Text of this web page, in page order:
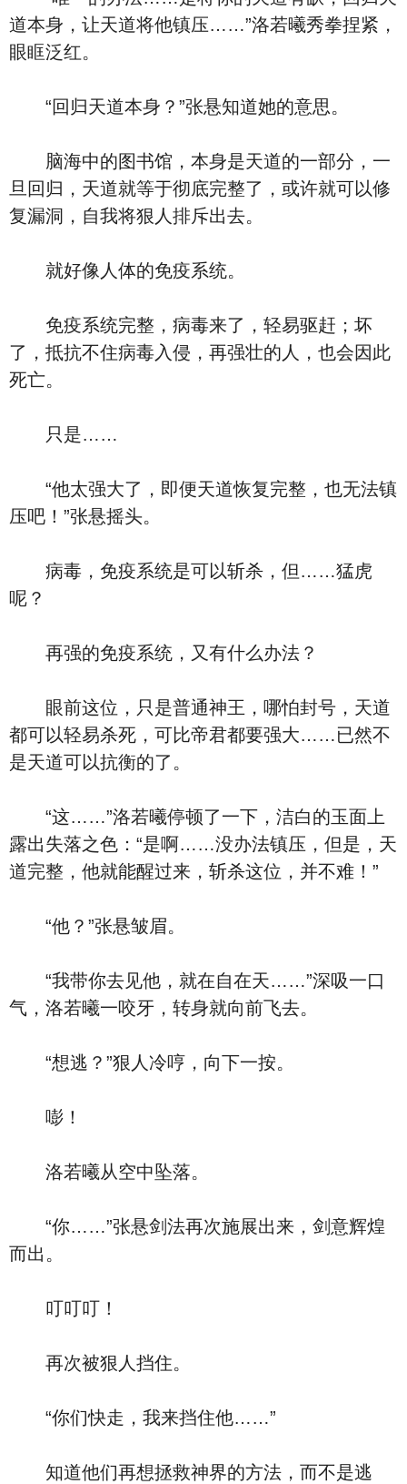
道本身，让天道将他镇压……”洛若曦秀拳捏紧，
眼眶泛红。
“回归天道本身？”张悬知道她的意思。
脑海中的图书馆，本身是天道的一部分，一
旦回归，天道就等于彻底完整了，或许就可以修
复漏洞，自我将狠人排斥出去。
就好像人体的免疫系统。
免疫系统完整，病毒来了，轻易驱赶；坏
了，抵抗不住病毒入侵，再强壮的人，也会因此
死亡。
只是……
“他太强大了，即便天道恢复完整，也无法镇
压吧！”张悬摇头。
病毒，免疫系统是可以斩杀，但……猛虎
呢？
再强的免疫系统，又有什么办法？
眼前这位，只是普通神王，哪怕封号，天道
都可以轻易杀死，可比帝君都要强大……已然不
是天道可以抗衡的了。
“这……”洛若曦停顿了一下，洁白的玉面上
露出失落之色：“是啊……没办法镇压，但是，天
道完整，他就能醒过来，斩杀这位，并不难！”
“他？”张悬皱眉。
“我带你去见他，就在自在天……”深吸一口
气，洛若曦一咬牙，转身就向前飞去。
“想逃？”狠人冷哼，向下一按。
嘭！
洛若曦从空中坠落。
“你……”张悬剑法再次施展出来，剑意辉煌
而出。
叮叮叮！
再次被狠人挡住。
“你们快走，我来挡住他……”
知道他们再想拯救神界的方法，而不是逃